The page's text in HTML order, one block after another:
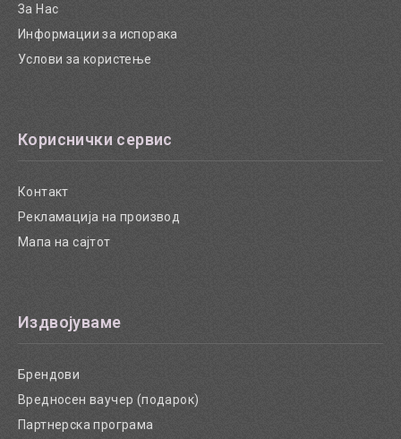
За Нас
Информации за испорака
Услови за користење
Кориснички сервис
Контакт
Рекламација на производ
Мапа на сајтот
Издвојуваме
Брендови
Вредносен ваучер (подарок)
Партнерска програма